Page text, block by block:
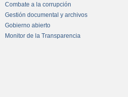
Combate a la corrupción
Gestión documental y archivos
Gobierno abierto
Monitor de la Transparencia